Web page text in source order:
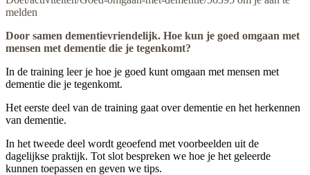
melden
Door samen dementievriendelijk. Hoe kun je goed omgaan met
mensen met dementie die je tegenkomt?
In de training leer je hoe je goed kunt omgaan met mensen met
dementie die je tegenkomt.
Het eerste deel van de training gaat over dementie en het herkennen
van dementie.
In het tweede deel wordt geoefend met voorbeelden uit de
dagelijkse praktijk. Tot slot bespreken we hoe je het geleerde
kunnen toepassen en geven we tips.